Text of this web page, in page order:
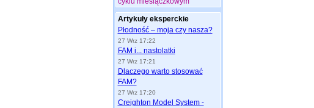
Artykuły eksperckie
Płodność – moja czy nasza?
27 Wrz 17:22
FAM i... nastolatki
27 Wrz 17:21
Dlaczego warto stosować
FAM?
27 Wrz 17:20
Creighton Model System -